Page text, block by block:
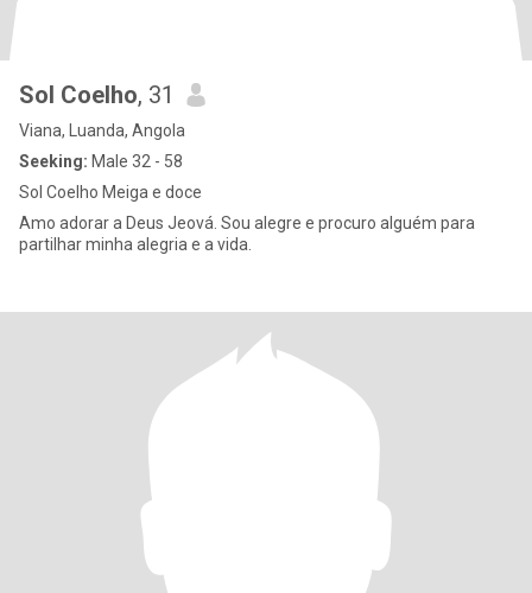
Sol Coelho, 31
Viana, Luanda, Angola
Seeking: Male 32 - 58
Sol Coelho Meiga e doce
Amo adorar a Deus Jeová. Sou alegre e procuro alguém para
partilhar minha alegria e a vida.